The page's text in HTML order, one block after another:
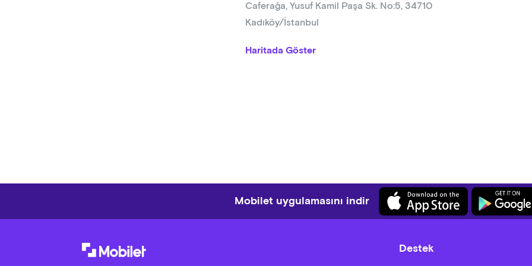
Caferağa, Yusuf Kamil Paşa Sk. No:5, 34710
Kadıköy/İstanbul
Haritada Göster
Mobilet uygulamasını indir
Destek